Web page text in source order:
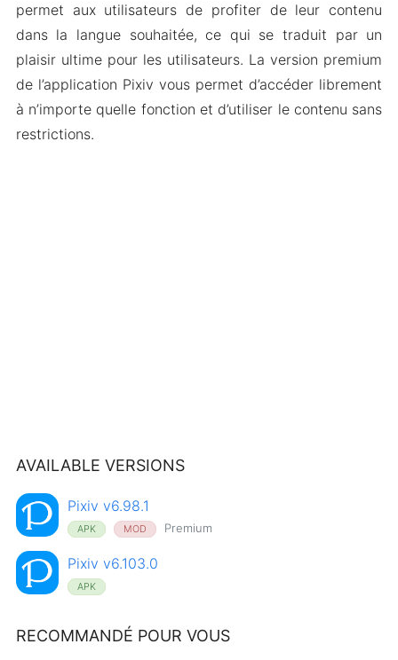
permet aux utilisateurs de profiter de leur contenu
dans la langue souhaitée, ce qui se traduit par un
plaisir ultime pour les utilisateurs. La version premium
de l’application Pixiv vous permet d’accéder librement
à n’importe quelle fonction et d’utiliser le contenu sans
restrictions.
AVAILABLE VERSIONS
Pixiv v6.98.1
APK MOD Premium
Pixiv v6.103.0
APK
RECOMMANDÉ POUR VOUS